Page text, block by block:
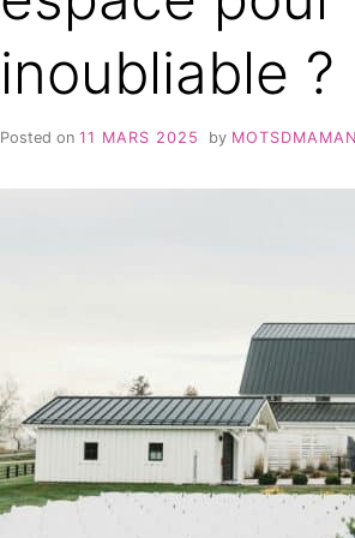
inoubliable ?
Posted on 11 MARS 2025 by